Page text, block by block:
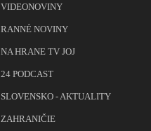
VIDEONOVINY
RANNÉ NOVINY
NA HRANE TV JOJ
24 PODCAST
SLOVENSKO - AKTUALITY
ZAHRANIČIE